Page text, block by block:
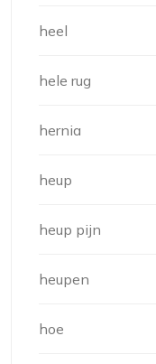
heel
hele rug
hernia
heup
heup pijn
heupen
hoe